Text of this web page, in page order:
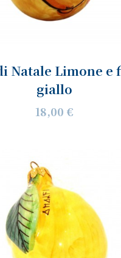
Natale Limone e
giallo
18,00 €